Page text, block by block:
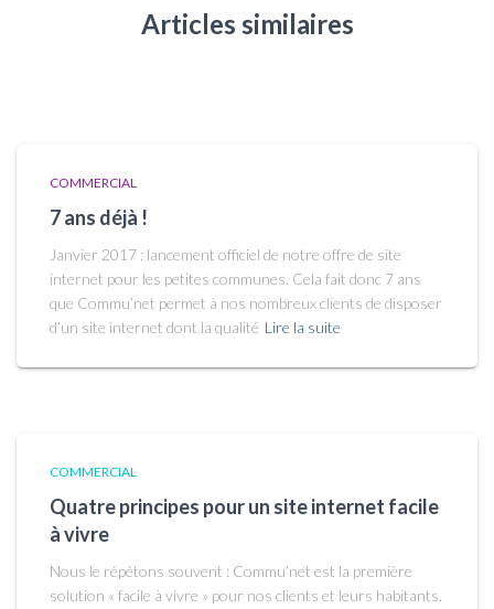
Articles similaires
COMMERCIAL
7 ans déjà !
Janvier 2017 : lancement officiel de notre offre de site
internet pour les petites communes. Cela fait donc 7 ans
que Commu’net permet à nos nombreux clients de disposer
d’un site internet dont la qualité Lire la suite
COMMERCIAL
Quatre principes pour un site internet facile
à vivre
Nous le répétons souvent : Commu’net est la première
solution « facile à vivre » pour nos clients et leurs habitants.